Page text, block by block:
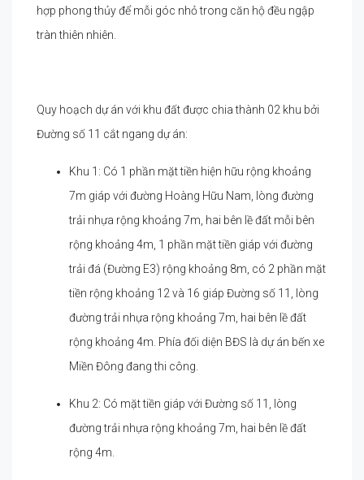
hợp phong thủy để mỗi góc nhỏ trong căn hộ đều ngập
tràn thiên nhiên.
Quy hoạch dự án với khu đất được chia thành 02 khu bởi
Đường số 11 cắt ngang dự án:
Khu 1: Có 1 phần mặt tiền hiện hữu rộng khoảng
7m giáp với đường Hoàng Hữu Nam, lòng đường
trải nhựa rộng khoảng 7m, hai bên lề đất mỗi bên
rộng khoảng 4m, 1 phần mặt tiền giáp với đường
trải đá (Đường E3) rộng khoảng 8m, có 2 phần mặt
tiền rộng khoảng 12 và 16 giáp Đường số 11, lòng
đường trải nhựa rộng khoảng 7m, hai bên lề đất
rộng khoảng 4m. Phía đối diện BĐS là dự án bến xe
Miền Đông đang thi công.
Khu 2: Có mặt tiền giáp với Đường số 11, lòng
đường trải nhựa rộng khoảng 7m, hai bên lề đất
rộng 4m.